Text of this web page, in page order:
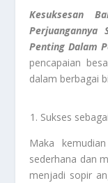
Kesuksesan
Perjuangannya
Penting Dalam
pencapaian
dalam berbagai
Sukses
Maka
sederhana dan
menjadi sopir